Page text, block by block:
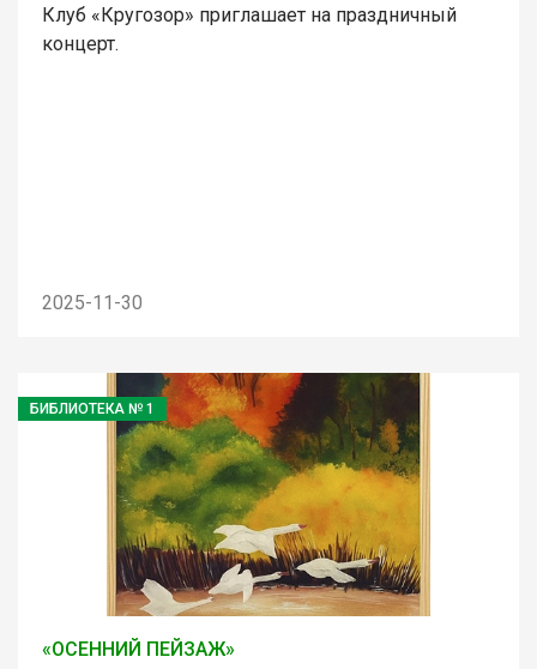
Клуб «Кругозор» приглашает на праздничный
концерт.
2025-11-30
БИБЛИОТЕКА № 1
«ОСЕННИЙ ПЕЙЗАЖ»